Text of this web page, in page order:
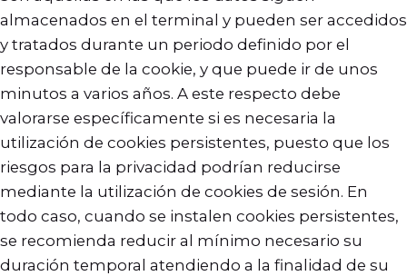
almacenados en el terminal y pueden ser accedidos
y tratados durante un periodo definido por el
responsable de la cookie, y que puede ir de unos
minutos a varios años. A este respecto debe
valorarse específicamente si es necesaria la
utilización de cookies persistentes, puesto que los
riesgos para la privacidad podrían reducirse
mediante la utilización de cookies de sesión. En
todo caso, cuando se instalen cookies persistentes,
se recomienda reducir al mínimo necesario su
duración temporal atendiendo a la finalidad de su